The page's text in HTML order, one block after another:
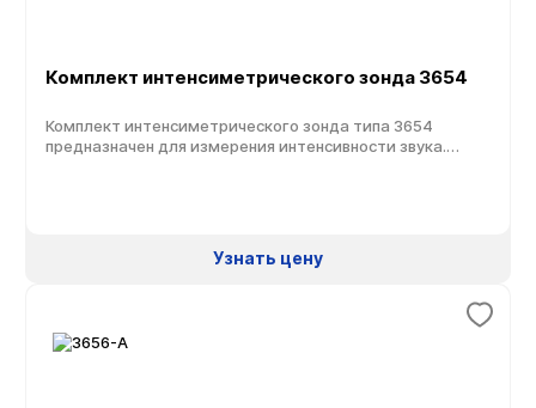
Комплект интенсиметрического зонда 3654
Комплект интенсиметрического зонда типа 3654
предназначен для измерения интенсивности звука.
диаметром ½ дюйма модели 4197, позволяющая
измерять центральную частоту 1/3-октавного
Узнать цену